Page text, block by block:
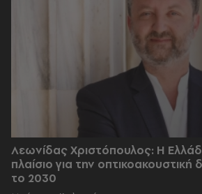
Λεωνίδας Χριστόπουλος: Η
πλαίσιο για την οπτικοακουστική
το 2030